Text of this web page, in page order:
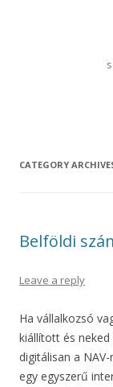
CATEGORY
Belföldi
Leave a reply
Ha vállalkozsó
kiállított és
digitálisan a
egy egyszerű